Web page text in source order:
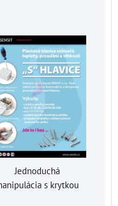
Jednoduchá
s krytkou